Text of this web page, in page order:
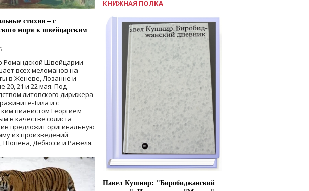
стихии – с
моря к швейцарским
Романдской Швейцарии
всех меломанов на
в Женеве, Лозанне и
20, 21 и 22 мая. Под
литовского дирижера
Тила и с
пианистом Георгием
в качестве солиста
предложит оригинальную
из произведений
Шопена, Дебюсси и Равеля.
КНИЖНАЯ ПОЛКА
Павел Кушнир: "Биробиджанский